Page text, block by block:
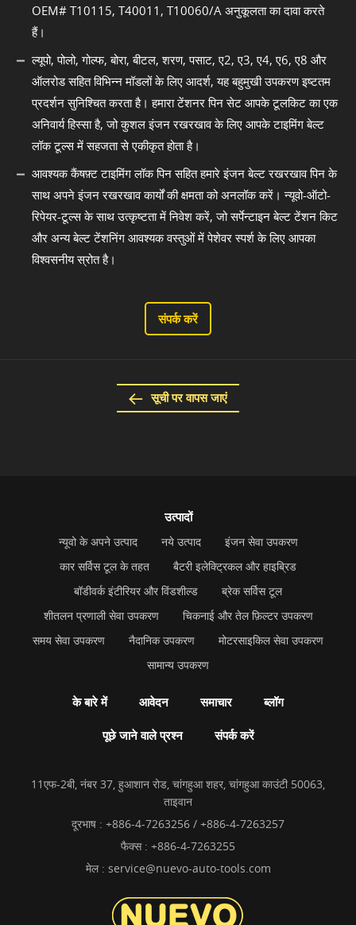
OEM# T10115, T40011, T10060/A अनुकूलता का दावा करते
हैं।
ल्यूपो, पोलो, गोल्फ, बोरा, बीटल, शरण, पसाट, ए2, ए3, ए4, ए6, ए8 और
ऑलरोड सहित विभिन्न मॉडलों के लिए आदर्श, यह बहुमुखी उपकरण इष्टतम
प्रदर्शन सुनिश्चित करता है। हमारा टेंशनर पिन सेट आपके टूलकिट का एक
अनिवार्य हिस्सा है, जो कुशल इंजन रखरखाव के लिए आपके टाइमिंग बेल्ट
लॉक टूल्स में सहजता से एकीकृत होता है।
आवश्यक कैंषफ़्ट टाइमिंग लॉक पिन सहित हमारे इंजन बेल्ट रखरखाव पिन के
साथ अपने इंजन रखरखाव कार्यों की क्षमता को अनलॉक करें। न्यूवो-ऑटो-
रिपेयर-टूल्स के साथ उत्कृष्टता में निवेश करें, जो सर्पेन्टाइन बेल्ट टेंशन किट
और अन्य बेल्ट टेंशनिंग आवश्यक वस्तुओं में पेशेवर स्पर्श के लिए आपका
विश्वसनीय स्रोत है।
संपर्क करें
सूची पर वापस जाएं
उत्पादों
न्यूवो के अपने उत्पाद नये उत्पाद
इंजन सेवा उपकरण
कार सर्विस टूल के तहत
बैटरी इलेक्ट्रिकल और हाइब्रिड
बॉडीवर्क इंटीरियर और विंडशील्ड
ब्रेक सर्विस टूल
शीतलन प्रणाली सेवा उपकरण
चिकनाई और तेल फ़िल्टर उपकरण
समय सेवा उपकरण
नैदानिक उपकरण
मोटरसाइकिल सेवा उपकरण
सामान्य उपकरण
के बारे में आवेदन समाचार ब्लॉग
पूछे जाने वाले प्रश्न संपर्क करें
11एफ-2बी, नंबर 37, हुआशान रोड, चांगहुआ शहर, चांगहुआ काउंटी 50063,
ताइवान
दूरभाष : +886-4-7263256 / +886-4-7263257
फैक्स : +886-4-7263255
मेल : service@nuevo-auto-tools.com